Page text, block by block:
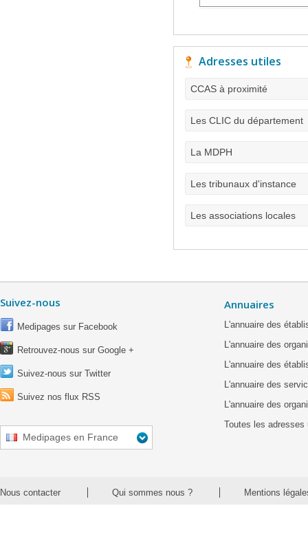
Adresses utiles
CCAS à proximité
Les CLIC du département
La MDPH
Les tribunaux d'instance
Les associations locales
Suivez-nous
Medipages sur Facebook
Retrouvez-nous sur Google +
Suivez-nous sur Twitter
Suivez nos flux RSS
Medipages en France
Annuaires
L'annuaire des
L'annuaire des
L'annuaire des
L'annuaire des
L'annuaire des
Toutes les adresses
Nous contacter Qui sommes nous ? Mentions